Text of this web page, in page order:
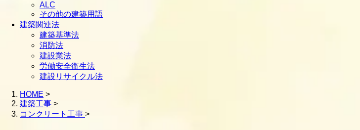
ALC
その他の建築用語
建築関連法
建築基準法
消防法
建設業法
労働安全衛生法
建設リサイクル法
HOME >
建築工事 >
コンクリート工事 >